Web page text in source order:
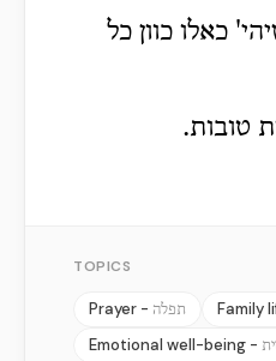
כאלו כוון כל
טובות.
TOPICS
Prayer - תפלה Family
Emotional well-being -